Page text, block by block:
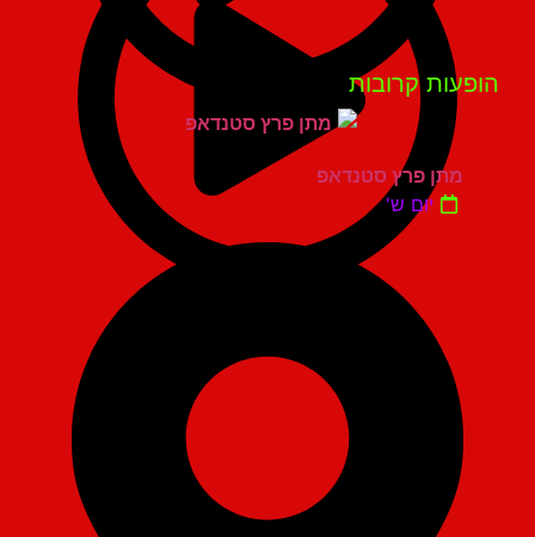
קרובות
מתן פרץ סטנדאפ
יום ש'